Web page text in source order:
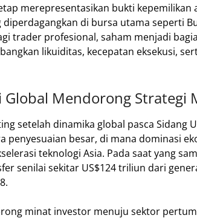
merepresentasikan bukti kepemilikan
di bursa utama seperti
trader profesional, saham menjadi
likuiditas, kecepatan eksekusi,
Global Mendorong Strategi
setelah dinamika global pasca Sidang
penyesuaian besar, di mana dominasi
teknologi Asia. Pada saat yang
senilai sekitar US$124 triliun dari
minat investor menuju sektor